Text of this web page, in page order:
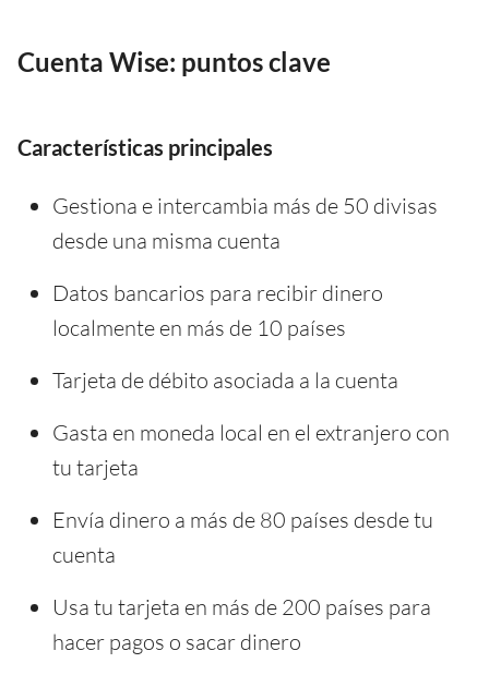
Cuenta Wise: puntos clave
Características principales
Gestiona e intercambia más de 50 divisas
desde una misma cuenta
Datos bancarios para recibir dinero
localmente en más de 10 países
Tarjeta de débito asociada a la cuenta
Gasta en moneda local en el extranjero con
tu tarjeta
Envía dinero a más de 80 países desde tu
cuenta
Usa tu tarjeta en más de 200 países para
hacer pagos o sacar dinero